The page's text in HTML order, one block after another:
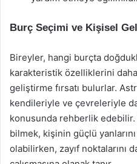
Burç Seçimi ve Kişisel
Bireyler, hangi burçta
karakteristik özelliklerini
geliştirme fırsatı bulurlar.
kendileriyle ve çevreleriyle
konusunda rehberlik
bilmek, kişinin güçlü yanlarını
olabilirken, zayıf noktalarını